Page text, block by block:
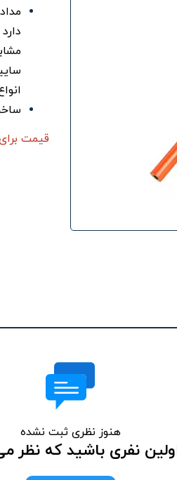
قیمت
هنوز نظری ثبت نشده
نفری باشید که نظر